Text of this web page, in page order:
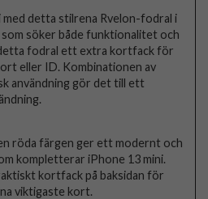
med detta stilrena Rvelon-fodral i
söker både funktionalitet och
fodral ett extra kortfack för
eller ID. Kombinationen av
användning gör det till ett
röda färgen ger ett modernt och
kompletterar iPhone 13 mini.
kortfack på baksidan för
viktigaste kort.